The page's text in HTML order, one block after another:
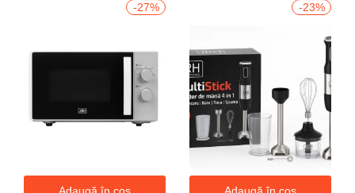
-27%
Adaugă în coș
-23%
Adaugă în coș